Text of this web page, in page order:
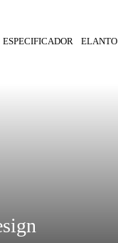
ESPECIFICADOR ELANTO